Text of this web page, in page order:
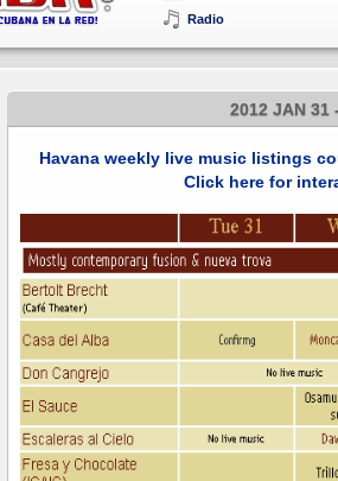
Radio
2012 JAN 31
Havana weekly live music listings
Click here for